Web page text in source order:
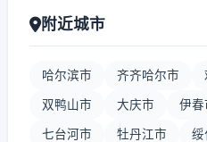
附近城市
哈尔滨市 齐齐哈尔市
双鸭山市 大庆市 伊春
七台河市 牡丹江市 绥